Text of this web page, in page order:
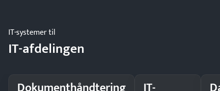
IT-systemer til
IT-afdelingen